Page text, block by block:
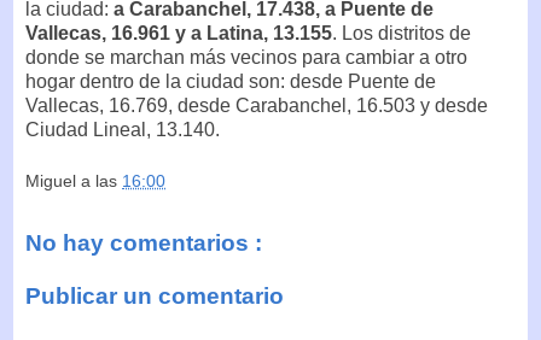
la ciudad: a Carabanchel, 17.438, a Puente de
Vallecas, 16.961 y a Latina, 13.155. Los distritos de
donde se marchan más vecinos para cambiar a otro
hogar dentro de la ciudad son: desde Puente de
Vallecas, 16.769, desde Carabanchel, 16.503 y desde
Ciudad Lineal, 13.140.
Miguel a las 16:00
No hay comentarios :
Publicar un comentario